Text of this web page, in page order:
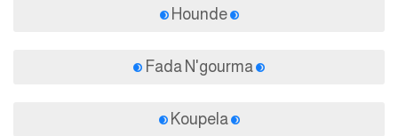
Hounde
Koupela